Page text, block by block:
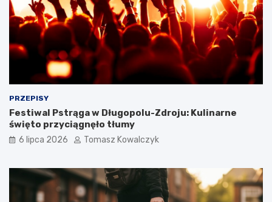
PRZEPISY
Festiwal Pstrąga w Długopolu-Zdroju: Kulinarne
święto przyciągnęło tłumy
6 lipca 2026 Tomasz Kowalczyk